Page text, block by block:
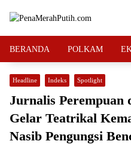
BERANDA POLKAM
Headline Indeks Spotlight
Jurnalis Perempuan
Gelar Teatrikal
Nasib Pengungsi